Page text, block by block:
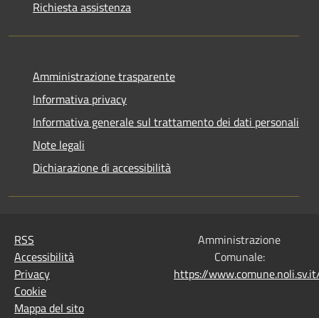
Richiesta assistenza
Amministrazione trasparente
Informativa privacy
Informativa generale sul trattamento dei dati personali
Note legali
Dichiarazione di accessibilità
RSS
Accessibilità
Privacy
Cookie
Mappa del sito
Amministrazione
Comunale:
https://